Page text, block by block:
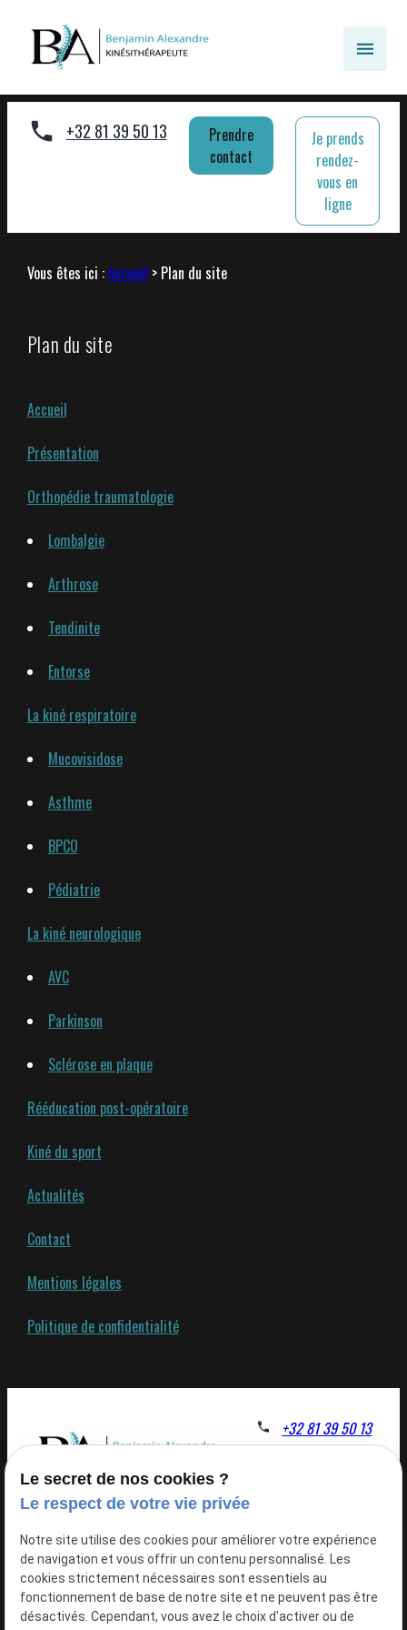
+32 81 39 50 13
Prendre
contact
Je prends
rendez-
vous en
ligne
Vous êtes ici :Accueil > Plan du site
Plan du site
Accueil
Présentation
Orthopédie traumatologie
Lombalgie
Arthrose
Tendinite
Entorse
La kiné respiratoire
Mucovisidose
Asthme
BPCO
Pédiatrie
La kiné neurologique
AVC
Parkinson
Sclérose en plaque
Rééducation post-opératoire
Kiné du sport
Actualités
Contact
Mentions légales
Politique de confidentialité
+32 81 39 50 13
vendredi de 8h à 19h /
samedi de 8h à 12h
Le secret de nos cookies ?
Le respect de votre vie privée
Notre site utilise des cookies pour améliorer votre expérience
de navigation et vous offrir un contenu personnalisé. Les
cookies strictement nécessaires sont essentiels au
fonctionnement de base de notre site et ne peuvent pas être
désactivés. Cependant, vous avez le choix d'activer ou de